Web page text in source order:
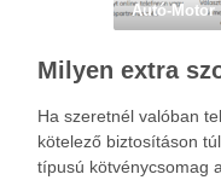
Autó-Motor
Ha szeretnél valóban
kötelező biztosításon
típusú kötvénycsomag